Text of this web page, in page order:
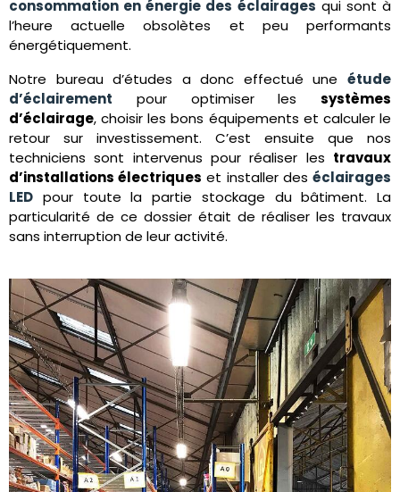
consommation en énergie des éclairages qui sont à
l’heure actuelle obsolètes et peu performants
énergétiquement.
Notre bureau d’études a donc effectué une étude
d’éclairement pour optimiser les systèmes
d’éclairage, choisir les bons équipements et calculer le
retour sur investissement. C’est ensuite que nos
techniciens sont intervenus pour réaliser les travaux
d’installations électriques et installer deséclairages
LED pour toute la partie stockage du bâtiment. La
particularité de ce dossier était de réaliser les travaux
sans interruption de leur activité.